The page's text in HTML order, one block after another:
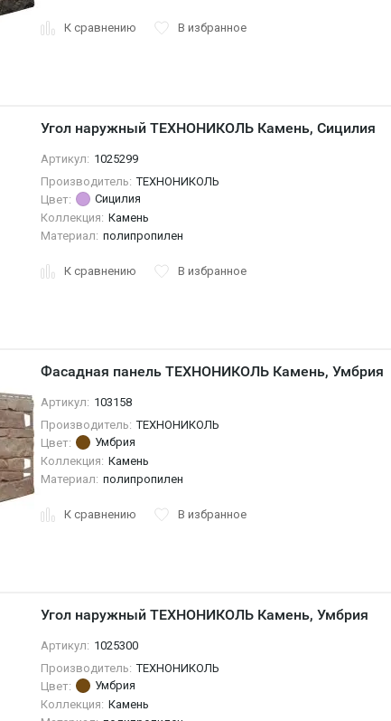
К сравнению В избранное
Угол наружный ТЕХНОНИКОЛЬ Камень, Сицилия
Артикул: 1025299
Производитель: ТЕХНОНИКОЛЬ
Цвет:
Сицилия
Коллекция: Камень
Материал: полипропилен
К сравнению В избранное
Фасадная панель ТЕХНОНИКОЛЬ Камень, Умбрия
Артикул: 103158
Производитель: ТЕХНОНИКОЛЬ
Цвет:
Умбрия
Коллекция: Камень
Материал: полипропилен
К сравнению В избранное
Угол наружный ТЕХНОНИКОЛЬ Камень, Умбрия
Артикул: 1025300
Производитель: ТЕХНОНИКОЛЬ
Цвет:
Умбрия
Коллекция: Камень